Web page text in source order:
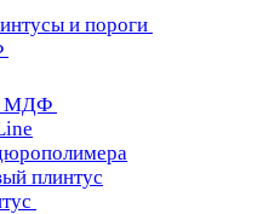
и пороги
МДФ
плинтус